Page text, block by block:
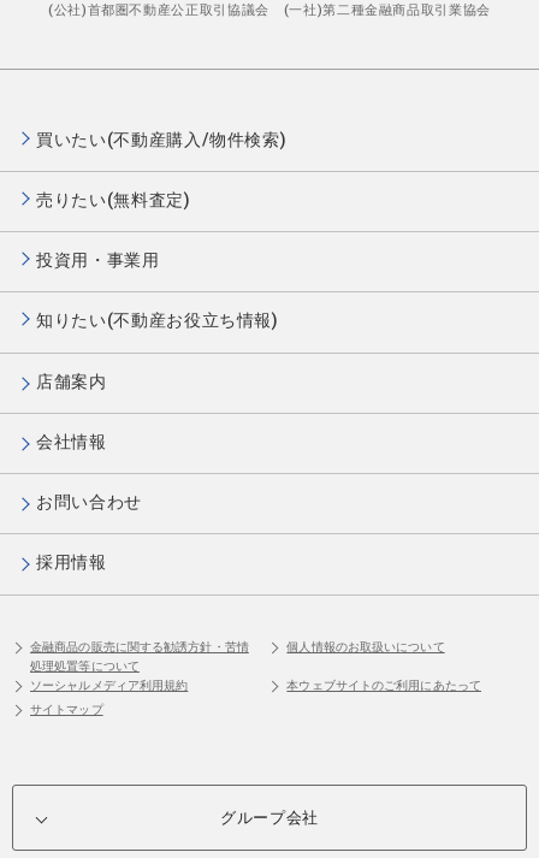
(公社)首都圏不動産公正取引協議会 (一社)第二種金融商品取引業協会
買いたい(不動産購入/物件検索)
売りたい(無料査定)
投資用・事業用
知りたい(不動産お役立ち情報)
店舗案内
会社情報
お問い合わせ
採用情報
金融商品の販売に関する勧誘方針・苦情
処理処置等について
個人情報のお取扱いについて
ソーシャルメディア利用規約
本ウェブサイトのご利用にあたって
サイトマップ
グループ会社